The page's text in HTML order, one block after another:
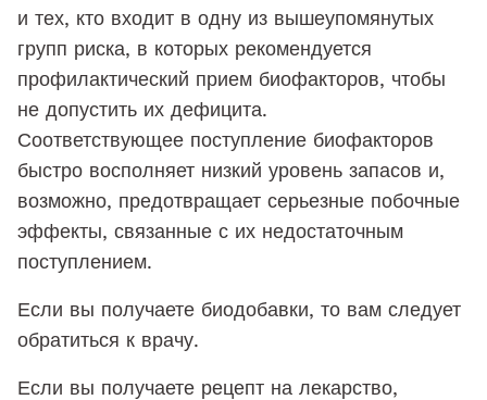
и тех, кто входит в одну из вышеупомянутых
групп риска, в которых рекомендуется
профилактический прием биофакторов, чтобы
не допустить их дефицита.
Соответствующее поступление биофакторов
быстро восполняет низкий уровень запасов и,
возможно, предотвращает серьезные побочные
эффекты, связанные с их недостаточным
поступлением.
Если вы получаете биодобавки, то вам следует
обратиться к врачу.
Если вы получаете рецепт на лекарство,